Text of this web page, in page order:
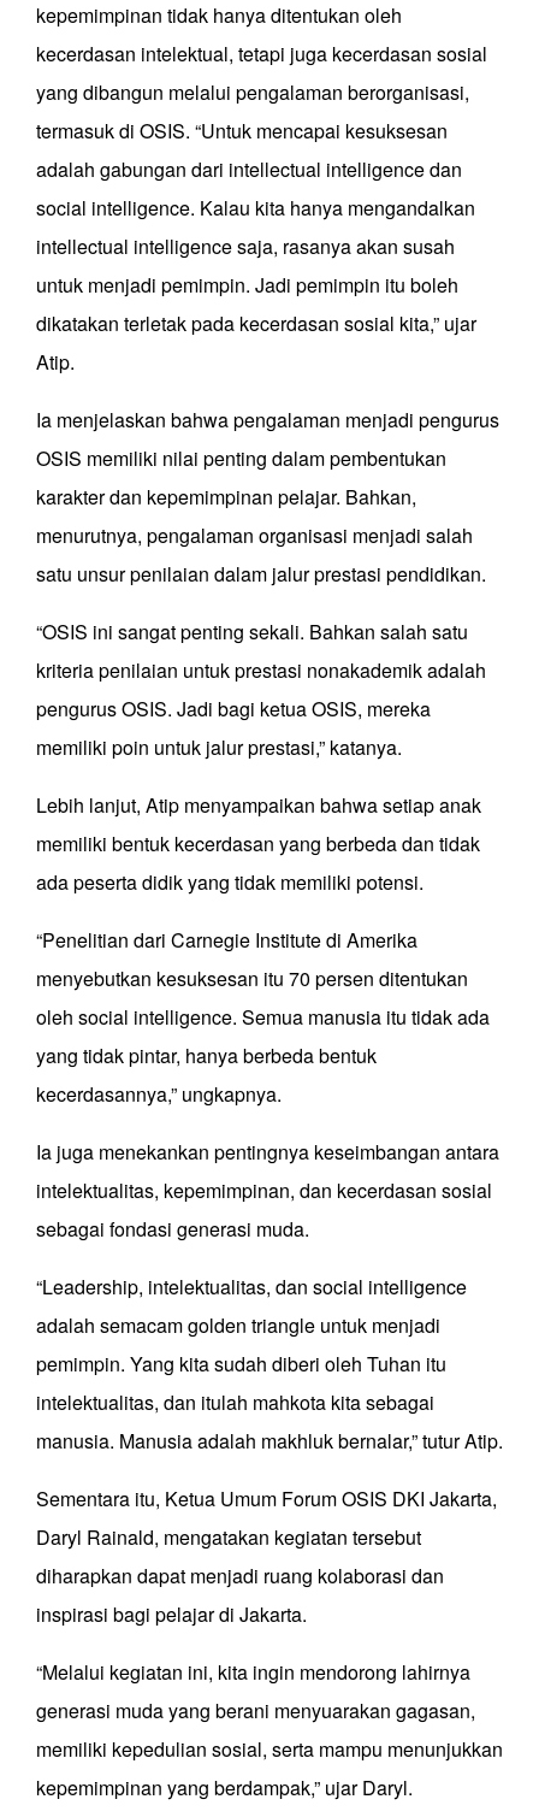
kepemimpinan tidak hanya ditentukan oleh
kecerdasan intelektual, tetapi juga kecerdasan sosial
yang dibangun melalui pengalaman berorganisasi,
termasuk di OSIS. “Untuk mencapai kesuksesan
adalah gabungan dari intellectual intelligence dan
social intelligence. Kalau kita hanya mengandalkan
intellectual intelligence saja, rasanya akan susah
untuk menjadi pemimpin. Jadi pemimpin itu boleh
dikatakan terletak pada kecerdasan sosial kita,” ujar
Atip.
Ia menjelaskan bahwa pengalaman menjadi pengurus
OSIS memiliki nilai penting dalam pembentukan
karakter dan kepemimpinan pelajar. Bahkan,
menurutnya, pengalaman organisasi menjadi salah
satu unsur penilaian dalam jalur prestasi pendidikan.
“OSIS ini sangat penting sekali. Bahkan salah satu
kriteria penilaian untuk prestasi nonakademik adalah
pengurus OSIS. Jadi bagi ketua OSIS, mereka
memiliki poin untuk jalur prestasi,” katanya.
Lebih lanjut, Atip menyampaikan bahwa setiap anak
memiliki bentuk kecerdasan yang berbeda dan tidak
ada peserta didik yang tidak memiliki potensi.
“Penelitian dari Carnegie Institute di Amerika
menyebutkan kesuksesan itu 70 persen ditentukan
oleh social intelligence. Semua manusia itu tidak ada
yang tidak pintar, hanya berbeda bentuk
kecerdasannya,” ungkapnya.
Ia juga menekankan pentingnya keseimbangan antara
intelektualitas, kepemimpinan, dan kecerdasan sosial
sebagai fondasi generasi muda.
“Leadership, intelektualitas, dan social intelligence
adalah semacam golden triangle untuk menjadi
pemimpin. Yang kita sudah diberi oleh Tuhan itu
intelektualitas, dan itulah mahkota kita sebagai
manusia. Manusia adalah makhluk bernalar,” tutur Atip.
Sementara itu, Ketua Umum Forum OSIS DKI Jakarta,
Daryl Rainald, mengatakan kegiatan tersebut
diharapkan dapat menjadi ruang kolaborasi dan
inspirasi bagi pelajar di Jakarta.
“Melalui kegiatan ini, kita ingin mendorong lahirnya
generasi muda yang berani menyuarakan gagasan,
memiliki kepedulian sosial, serta mampu menunjukkan
kepemimpinan yang berdampak,” ujar Daryl.